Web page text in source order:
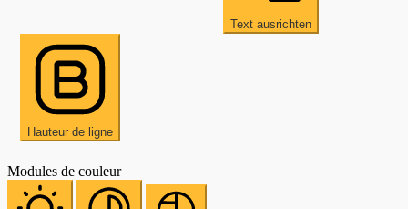
Text ausrichten
Hauteur de ligne
Modules de couleur